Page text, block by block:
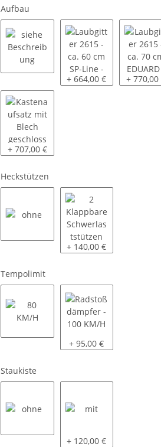
Aufbau
siehe Beschreibung
Laubgitter 2615 - ca.
+ 664,00 € + 770,00
Kastenaufsatz mit Blech geschlossen
+ 707,00 €
Heckstützen
2 Klappbare
+ 140,00 €
Tempolimit
Radstoßdämpfer - 100
+ 95,00 €
Staukiste
mit
+ 120,00 €